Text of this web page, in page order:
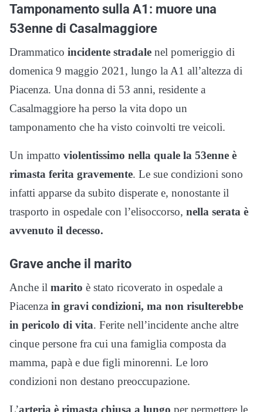
Tamponamento sulla A1: muore una
53enne di Casalmaggiore
Drammatico incidente stradale nel pomeriggio di
domenica 9 maggio 2021, lungo la A1 all’altezza di
Piacenza. Una donna di 53 anni, residente a
Casalmaggiore ha perso la vita dopo un
tamponamento che ha visto coinvolti tre veicoli.
Un impatto violentissimo nella quale la 53enne è
rimasta ferita gravemente. Le sue condizioni sono
infatti apparse da subito disperate e, nonostante il
trasporto in ospedale con l’elisoccorso, nella serata è
avvenuto il decesso.
Grave anche il marito
Anche il marito è stato ricoverato in ospedale a
Piacenza in gravi condizioni, ma non risulterebbe
in pericolo di vita. Ferite nell’incidente anche altre
cinque persone fra cui una famiglia composta da
mamma, papà e due figli minorenni. Le loro
condizioni non destano preoccupazione.
L’arteria è rimasta chiusa a lungo per permettere le